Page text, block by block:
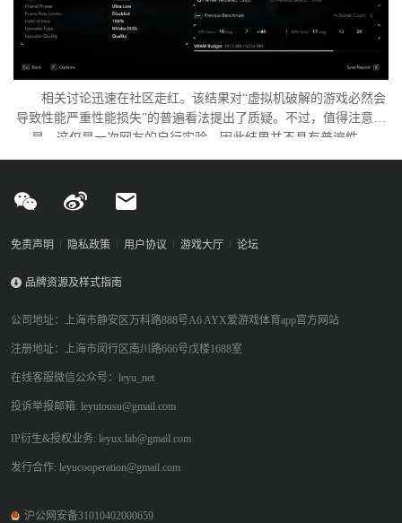
相关讨论迅速在社区走红。该结果对“虚拟机破解的游戏必然会
导致性能严重性能损失”的普遍看法提出了质疑。不过，值得注意的
是，这仅是一次网友的自行实验，因此结果并不具有普遍性。
免责声明 隐私政策 用户协议 游戏大厅 论坛
品牌资源及样式指南
公司地址：上海市静安区万科路888号A6 AYX爱游戏体育app官方网站
注册地址：上海市闵行区南川路666号戊楼1688室
在线客服微信公众号：leyu_net
投诉举报邮箱: leyutousu@gmail.com
IP衍生&授权业务: leyux.lab@gmail.com
发行合作: leyucooperation@gmail.com
沪公网安备31010402000659